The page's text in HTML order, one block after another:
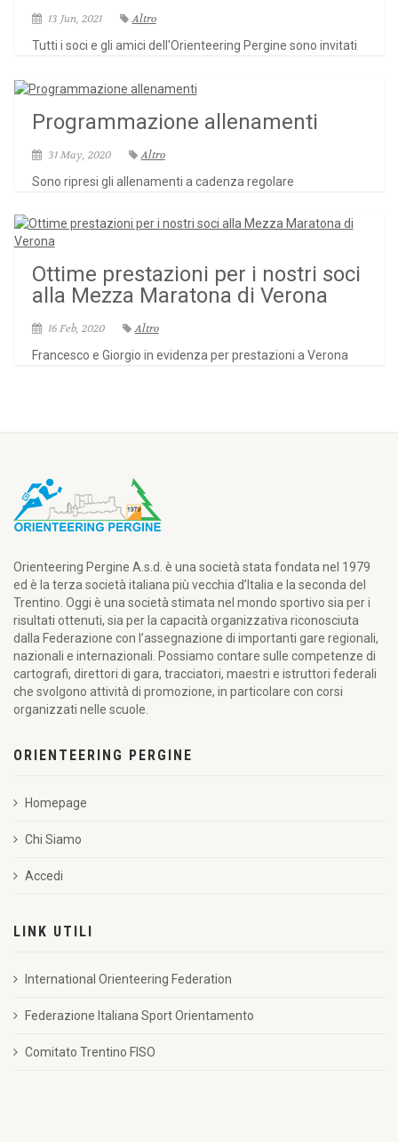
13 Jun, 2021
Altro
Tutti i soci e gli amici dell'Orienteering Pergine sono invitati
Programmazione allenamenti
31 May, 2020
Altro
Sono ripresi gli allenamenti a cadenza regolare
Ottime prestazioni per i nostri soci
alla Mezza Maratona di Verona
16 Feb, 2020
Altro
Francesco e Giorgio in evidenza per prestazioni a Verona
Orienteering Pergine A.s.d. è una società stata fondata nel 1979
ed è la terza società italiana più vecchia d’Italia e la seconda del
Trentino. Oggi è una società stimata nel mondo sportivo sia per i
risultati ottenuti, sia per la capacità organizzativa riconosciuta
dalla Federazione con l’assegnazione di importanti gare regionali,
nazionali e internazionali. Possiamo contare sulle competenze di
cartografi, direttori di gara, tracciatori, maestri e istruttori federali
che svolgono attività di promozione, in particolare con corsi
organizzati nelle scuole.
ORIENTEERING PERGINE
Homepage
Chi Siamo
Accedi
LINK UTILI
International Orienteering Federation
Federazione Italiana Sport Orientamento
Comitato Trentino FISO